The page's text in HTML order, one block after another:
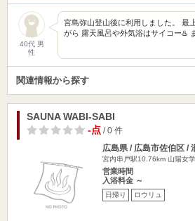
40代 男
性
宮島弥山登山後に利用しました。 最
がら 露天風呂や外気浴はサイコー♨️
関連情報から探す
SAUNA WABI-SABI
-点/ 0 件
広島県 / 広島市佐伯区 /
宮内串戸駅10.76km 山陽女
営業時間
入浴料金 ～
日帰り ロウリュ